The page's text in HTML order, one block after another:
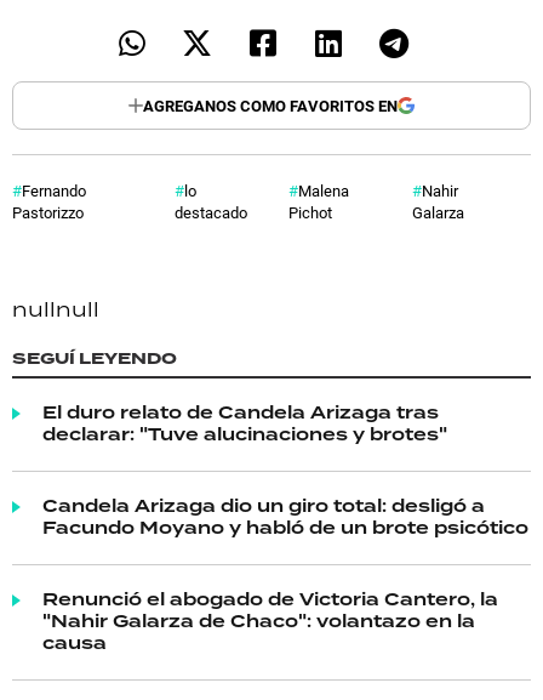
AGREGANOS COMO FAVORITOS EN
Fernando
Pastorizzo
lo
destacado
Malena
Pichot
Nahir
Galarza
nullnull
SEGUÍ LEYENDO
El duro relato de Candela Arizaga tras
declarar: "Tuve alucinaciones y brotes"
Candela Arizaga dio un giro total: desligó a
Facundo Moyano y habló de un brote psicótico
Renunció el abogado de Victoria Cantero, la
"Nahir Galarza de Chaco": volantazo en la
causa